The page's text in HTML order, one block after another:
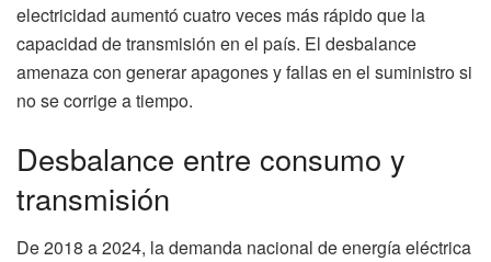
electricidad aumentó cuatro veces más rápido que la
capacidad de transmisión en el país. El desbalance
amenaza con generar apagones y fallas en el suministro si
no se corrige a tiempo.
Desbalance entre consumo y
transmisión
De 2018 a 2024, la demanda nacional de energía eléctrica